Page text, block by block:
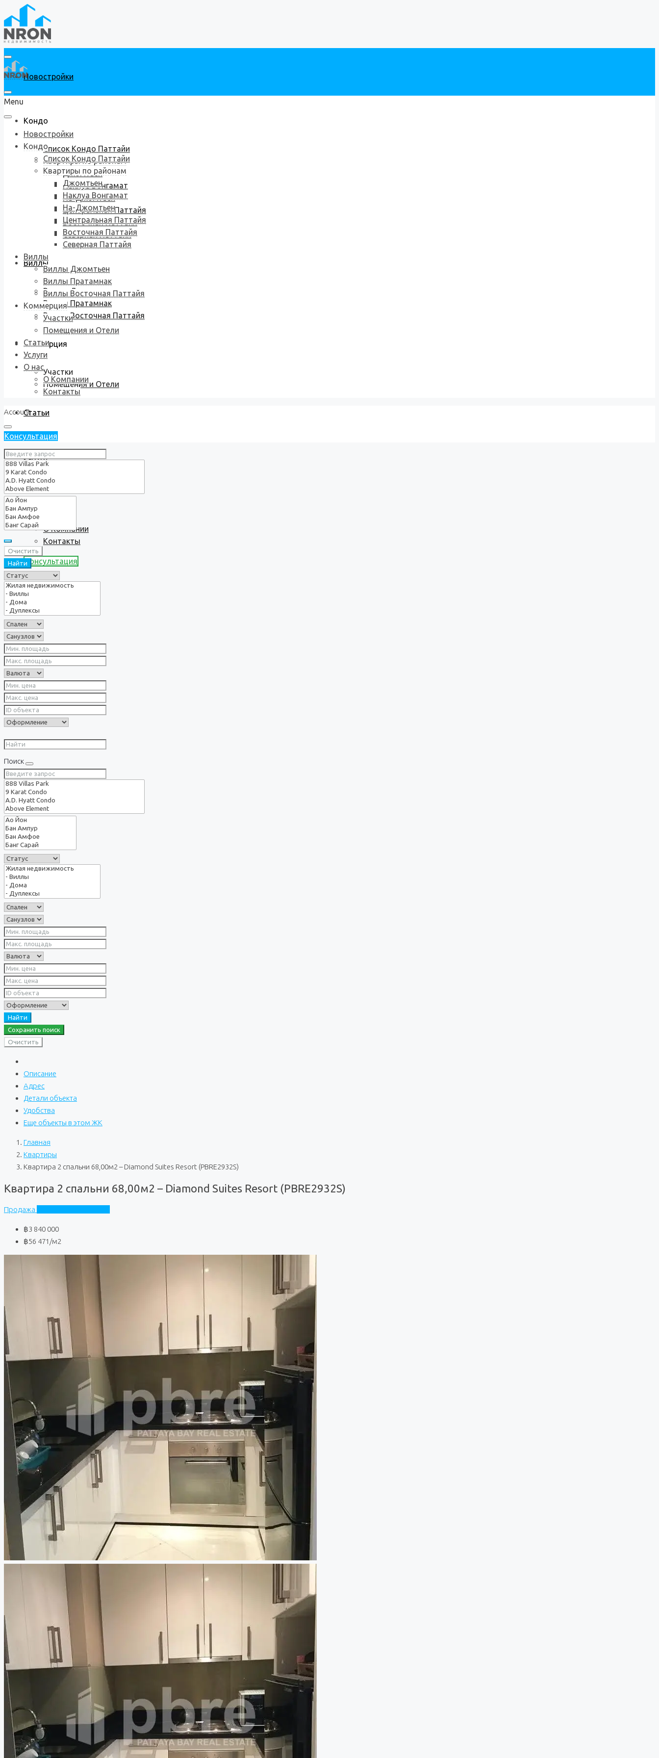
Новостройки
Кондо
Список Кондо Паттайи
Квартиры по районам
Джомтьен
Наклуа Вонгамат
На-Джомтьен
Центральная Паттайя
Восточная Паттайя
Северная Паттайя
Виллы
Виллы Джомтьен
Виллы Пратамнак
Виллы Восточная Паттайя
Коммерция
Участки
Помещения и Отели
Статьи
Услуги
О нас
О Компании
Контакты
Консультация
Menu
Новостройки
Кондо
Список Кондо Паттайи
Квартиры по районам
Джомтьен
Наклуа Вонгамат
На-Джомтьен
Центральная Паттайя
Восточная Паттайя
Северная Паттайя
Виллы
Виллы Джомтьен
Виллы Пратамнак
Виллы Восточная Паттайя
Коммерция
Участки
Помещения и Отели
Статьи
Услуги
О нас
О Компании
Контакты
Account
Консультация
Очистить
Найти
Поиск
Найти
Сохранить поиск
Очистить
Описание
Адрес
Детали объекта
Удобства
Еще объекты в этом ЖК
Главная
Квартиры
Квартира 2 спальни 68,00м2 – Diamond Suites Resort (PBRE2932S)
Квартира 2 спальни 68,00м2 – Diamond Suites Resort (PBRE2932S)
Продажа
฿3 840 000
฿56 471 /м2